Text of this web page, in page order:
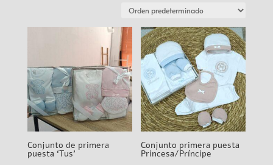
Conjunto de primera
puesta ‘Tus’
Conjunto primera puesta
Princesa/Príncipe